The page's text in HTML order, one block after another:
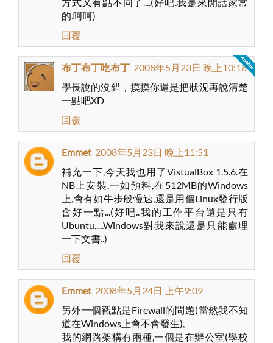
的.呵呵)
回覆
布丁布丁吃布丁 2008年5月23日 晚上10:18
學長說的沒錯，摸摸你還是把狀況再說清楚
一點吧XD
回覆
Emmet 2008年5月23日 晚上11:51
補充一下,今天我也用了VistualBox 1.5.6.在
NB上安裝,一如預料,在512MB的Windows
上,會有如牛步般慢速,還是用個Linux發行版
會好一點...(好吧..我的工作平台還是只有
Ubuntu.....Windows對我來說還是只能處理
一下文書..)
回覆
Emmet 2008年5月24日 上午9:09
另外一個觀點是Firewall的問題(當然我不知
道在Windows上會不會發生),
我的網路架構有兩種,一個是在辦公室(學校